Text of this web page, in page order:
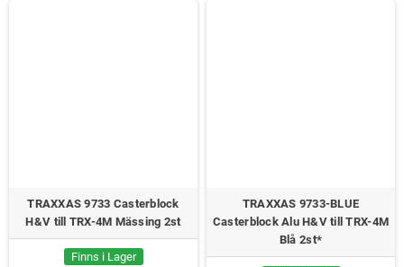
TRAXXAS 9733 Casterblock
H&V till TRX-4M Mässing 2st
Finns i Lager
TRAXXAS 9733-BLUE
Casterblock Alu H&V till TRX-4M
Blå 2st*